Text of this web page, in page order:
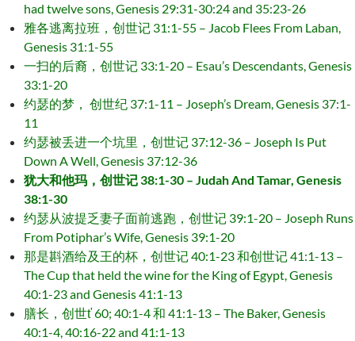
had twelve sons, Genesis 29:31-30:24 and 35:23-26
雅各逃离拉班，创世记 31:1-55 – Jacob Flees From Laban,
Genesis 31:1-55
一扫的后裔，创世记 33:1-20 – Esau’s Descendants, Genesis
33:1-20
约瑟的梦， 创世纪 37:1-11 – Joseph’s Dream, Genesis 37:1-
11
约瑟被丢进一个坑里，创世记 37:12-36 – Joseph Is Put
Down A Well, Genesis 37:12-36
犹大和他玛，创世记 38:1-30 – Judah And Tamar, Genesis
38:1-30
约瑟从波提乏妻子面前逃跑，创世记 39:1-20 – Joseph Runs
From Potiphar’s Wife, Genesis 39:1-20
那是斟酒给及王的杯，创世记 40:1-23 和创世记 41:1-13 –
The Cup that held the wine for the King of Egypt, Genesis
40:1-23 and Genesis 41:1-13
膳长，创世ť 60; 40:1-4 和 41:1-13 – The Baker, Genesis
40:1-4, 40:16-22 and 41:1-13